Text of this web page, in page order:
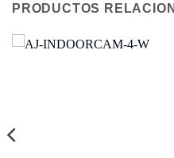
PRODUCTOS